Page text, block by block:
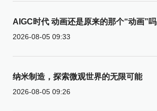
AIGC时代 动画还是原来的那个“动画”吗
2026-08-05 09:33
纳米制造，探索微观世界的无限可能
2026-08-05 09:26